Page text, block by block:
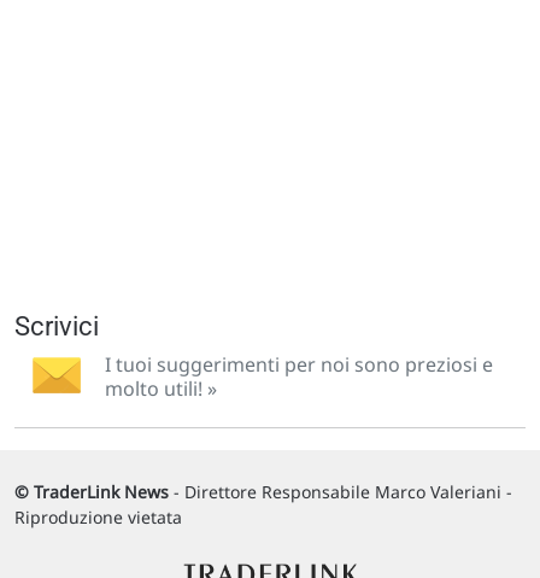
Scrivici
I tuoi suggerimenti per noi sono preziosi e
molto utili! »
© TraderLink News - Direttore Responsabile Marco Valeriani -
Riproduzione vietata